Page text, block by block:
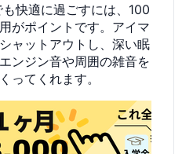
快適に過ごすには、100
がポイントです。アイマ
ャットアウトし、深い眠
ンジン音や周囲の雑音を
ってくれます。